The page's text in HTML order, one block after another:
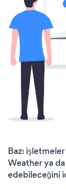
Bazı
Weather ya
edebileceğini